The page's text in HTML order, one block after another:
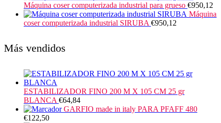
Máquina coser computerizada industrial para grueso €950,12
Máquina
coser computerizada industrial SIRUBA €950,12
Más vendidos
ESTABILIZADOR FINO 200 M X 105 CM 25 gr
BLANCA €64,84
GARFIO made in italy PARA PFAFF 480
€122,50